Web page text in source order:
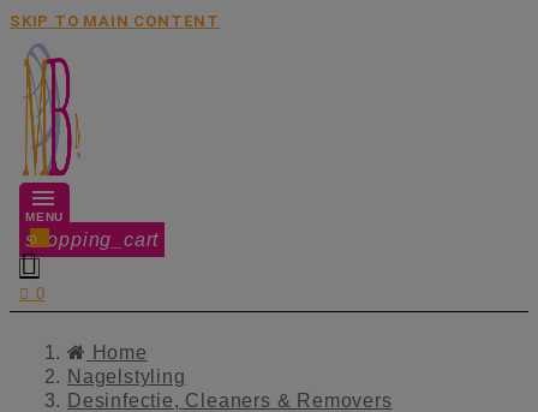
SKIP TO MAIN CONTENT
MENU
shopping_cart
0

 0
Home
Nagelstyling
Desinfectie, Cleaners & Removers